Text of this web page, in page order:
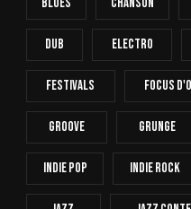
Blues Chanson
Dub Electro
Festivals Focus
Groove Grunge
Indie Pop Indie Rock